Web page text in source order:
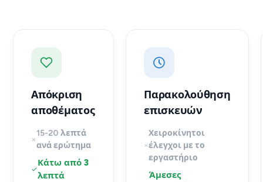
Απόκριση
αποθέματος
15-20 λεπτά
ανά ερώτημα
Κάτω από 3
λεπτά
Παρακολούθηση
επισκευών
Χειροκίνητοι
έλεγχοι με το
εργαστήριο
Άμεσες